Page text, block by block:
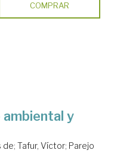
COMPRAR
y
de; Tafur, Víctor; Parejo